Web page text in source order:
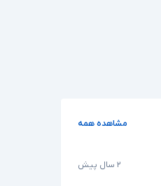
مشاهده همه
۲ سال پیش